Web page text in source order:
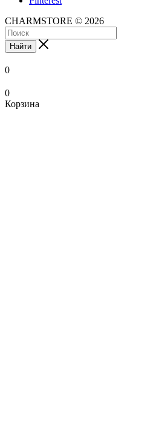
CHARMSTORE © 2026
Найти
0
0
Корзина